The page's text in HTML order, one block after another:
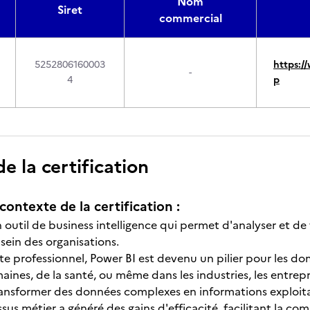
Siret
commercial
5252806160003
4
-
https://
p
la certification
de la certification :
outil de business intelligence qui permet d'analyser et
des organisations.
professionnel, Power BI est devenu un pilier pour les
de la santé, ou même dans les industries, les
des données complexes en informations